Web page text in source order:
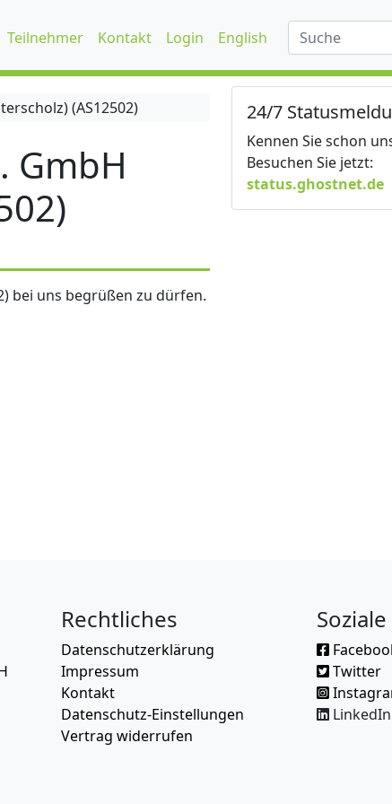
Teilnehmer Kontakt Login English
(AS12502)
GmbH
bei uns begrüßen zu dürfen.
24/7
Kennen Sie schon
Besuchen Sie jetzt:
status.ghostnet.de
Rechtliches
Datenschutzerklärung
Impressum
Kontakt
Datenschutz-Einstellungen
Vertrag widerrufen
Twitter
LinkedIn